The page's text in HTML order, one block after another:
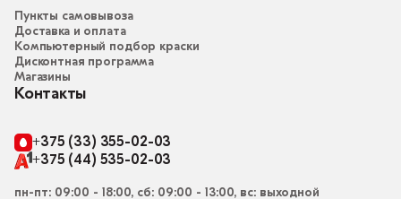
Пункты самовывоза
Доставка и оплата
Компьютерный подбор краски
Дисконтная программа
Магазины
Контакты
+375 (33) 355-02-03
+375 (44) 535-02-03
пн-пт: 09:00 - 18:00, сб: 09:00 - 13:00, вс: выходной